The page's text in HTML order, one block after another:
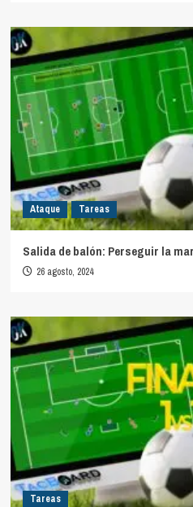
Ataque Tareas
Salida de balón: Perseguir la
26 agosto, 2024
Tareas